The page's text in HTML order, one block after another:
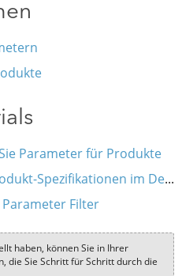
Parameter für Produkte
Spezifikationen im Detail
Filter
haben, können Sie in Ihrer
die Sie Schritt für Schritt durch die